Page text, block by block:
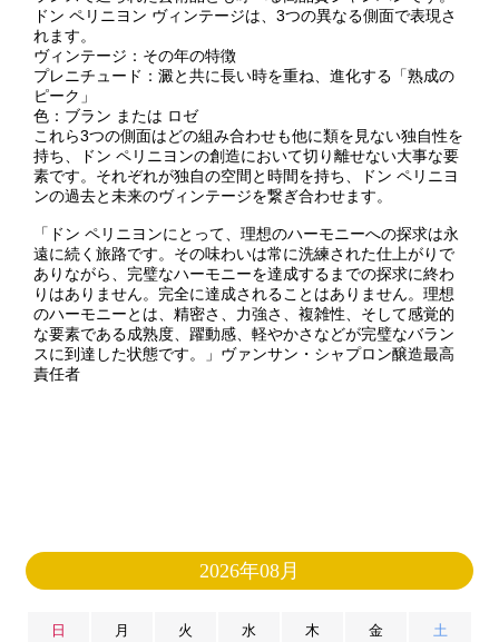
ドン ペリニヨン ヴィンテージは、3つの異なる側面で表現さ
れます。
ヴィンテージ：その年の特徴
プレニチュード：澱と共に長い時を重ね、進化する「熟成の
ピーク」
色：ブラン または ロゼ
これら3つの側面はどの組み合わせも他に類を見ない独自性を
持ち、ドン ペリニヨンの創造において切り離せない大事な要
素です。それぞれが独自の空間と時間を持ち、ドン ペリニヨ
ンの過去と未来のヴィンテージを繋ぎ合わせます。
「ドン ペリニヨンにとって、理想のハーモニーへの探求は永
遠に続く旅路です。その味わいは常に洗練された仕上がりで
ありながら、完璧なハーモニーを達成するまでの探求に終わ
りはありません。完全に達成されることはありません。理想
のハーモニーとは、精密さ、力強さ、複雑性、そして感覚的
な要素である成熟度、躍動感、軽やかさなどが完璧なバラン
スに到達した状態です。」ヴァンサン・シャプロン醸造最高
責任者
2026年08月
日 月 火 水 木 金 土